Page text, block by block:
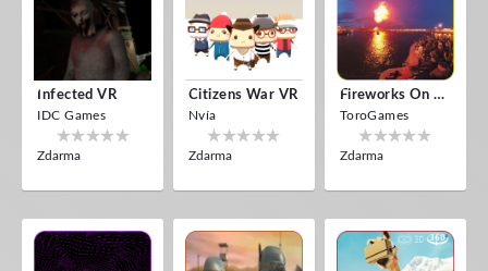
Infected VR
IDC Games
Zdarma
Citizens War VR
Nvía
Zdarma
Fireworks On Victory Day
ToroGames
Zdarma